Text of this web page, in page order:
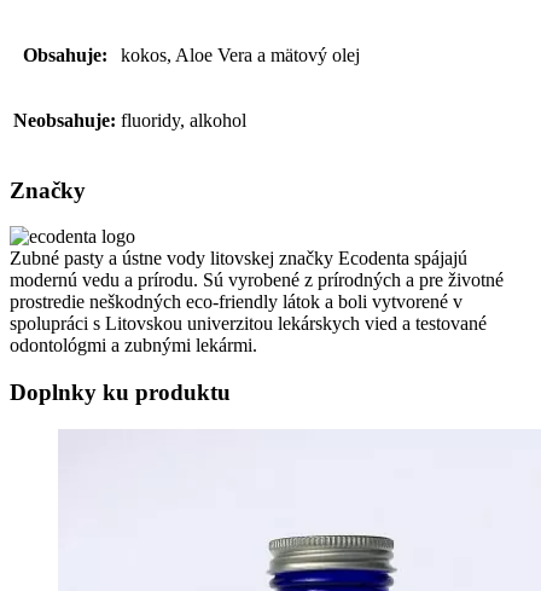
Obsahuje: kokos, Aloe Vera a mätový olej
Neobsahuje: fluoridy, alkohol
Značky
Zubné pasty a ústne vody litovskej značky Ecodenta spájajú
modernú vedu a prírodu. Sú vyrobené z prírodných a pre životné
prostredie neškodných eco-friendly látok a boli vytvorené v
spolupráci s Litovskou univerzitou lekárskych vied a testované
odontológmi a zubnými lekármi.
Doplnky ku produktu